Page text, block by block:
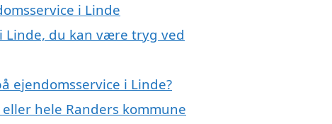
i Linde
Linde, du kan være tryg ved
ejendomsservice i Linde?
hele Randers kommune